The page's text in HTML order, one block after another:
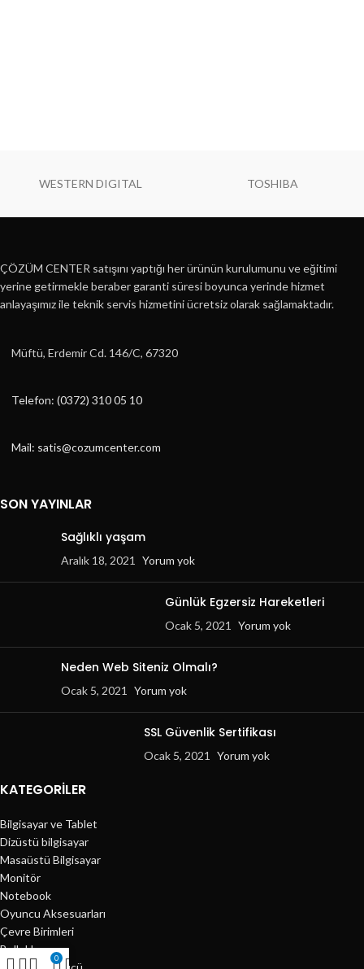
WESTERN DIGITAL TOSHIBA
ÇÖZÜM CENTER satışını yaptığı her ürünün kurulumunu ve eğitimi
yerine getirmekle beraber garanti süresi boyunca yerinde hizmet
anlayaşımız ile teknik servis hizmetini ücretsiz olarak sağlamaktadır.
Müftü, Erdemir Cd. 146/C, 67320
Telefon: (0372) 310 05 10
Mail: satis@cozumcenter.com
SON YAYINLAR
Sağlıklı yaşam
Aralık 18, 2021 Yorum yok
Günlük Egzersiz Hareketleri
Ocak 5, 2021 Yorum yok
Neden Web Siteniz Olmalı?
Ocak 5, 2021 Yorum yok
SSL Güvenlik Sertifikası
Ocak 5, 2021 Yorum yok
KATEGORILER
Bilgisayar ve Tablet
Dizüstü bilgisayar
Masaüstü Bilgisayar
Monitör
Notebook
Oyuncu Aksesuarları
Çevre Birimleri
Bellekler
0